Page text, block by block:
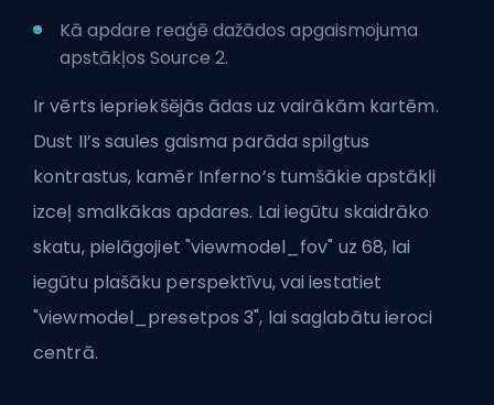
Kā apdare reaģē dažādos apgaismojuma
apstākļos Source 2.
Ir vērts iepriekšējās ādas uz vairākām kartēm.
Dust II’s saules gaisma parāda spilgtus
kontrastus, kamēr Inferno’s tumšākie apstākļi
izceļ smalkākas apdares. Lai iegūtu skaidrāko
skatu, pielāgojiet "viewmodel_fov" uz 68, lai
iegūtu plašāku perspektīvu, vai iestatiet
"viewmodel_presetpos 3", lai saglabātu ieroci
centrā.